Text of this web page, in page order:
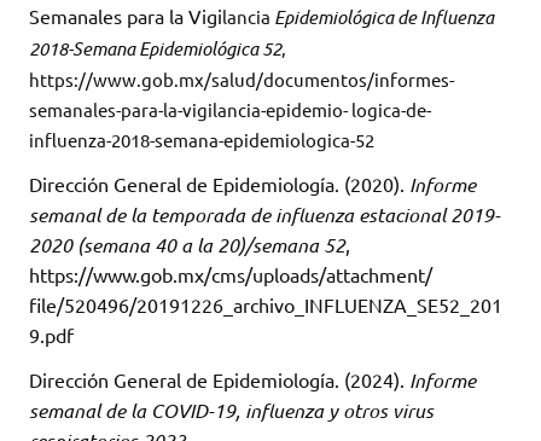
Semanales para la Vigilancia Epidemiológica deInfluenza
2018-Semana Epidemiológica 52,
https://www.gob.mx/salud/documentos/informes-
semanales-para-la-vigilancia-epidemio- logica-de-
influenza-2018-semana-epidemiologica-52
Dirección General de Epidemiología. (2020). Informe
semanal de la temporada de influenza estacional 2019-
2020 (semana 40 a la 20)/semana 52,
https://www.gob.mx/cms/uploads/attachment/
file/520496/20191226_archivo_INFLUENZA_SE52_201
9.pdf
Dirección General de Epidemiología. (2024). Informe
semanal de la COVID-19, influenza y otros virus